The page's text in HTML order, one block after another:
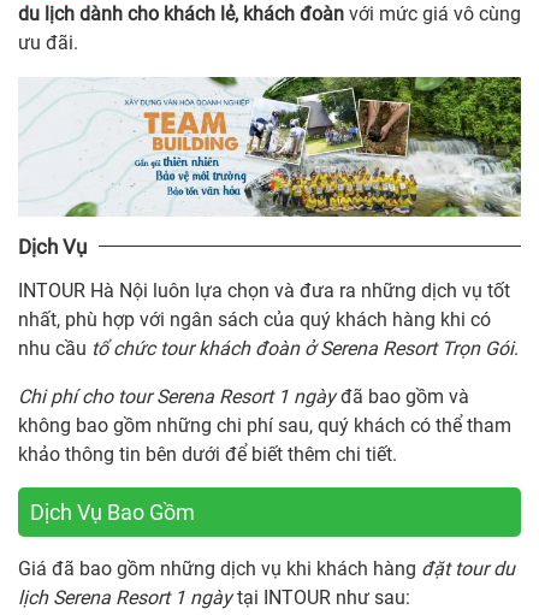
du lịch dành cho khách lẻ, khách đoàn với mức giá vô cùng
ưu đãi.
Dịch Vụ
INTOUR Hà Nội luôn lựa chọn và đưa ra những dịch vụ tốt
nhất, phù hợp với ngân sách của quý khách hàng khi có
nhu cầu tổ chức tour khách đoàn ở Serena Resort Trọn Gói.
Chi phí cho tour Serena Resort 1 ngàyđã bao gồm và
không bao gồm những chi phí sau, quý khách có thể tham
khảo thông tin bên dưới để biết thêm chi tiết.
Dịch Vụ Bao Gồm
Giá đã bao gồm những dịch vụ khi khách hàng đặt tour du
lịch Serena Resort 1 ngàytại INTOUR như sau: